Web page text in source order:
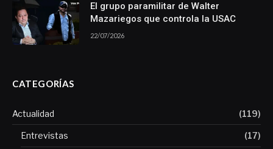
El grupo paramilitar de Walter
Mazariegos que controla la USAC
22/07/2026
CATEGORÍAS
Actualidad (119)
Entrevistas (17)